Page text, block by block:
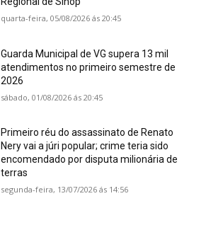
quarta-feira, 05/08/2026 ás 20:45
Guarda Municipal de VG supera 13 mil
atendimentos no primeiro semestre de
2026
sábado, 01/08/2026 ás 20:45
Primeiro réu do assassinato de Renato
Nery vai a júri popular; crime teria sido
encomendado por disputa milionária de
terras
segunda-feira, 13/07/2026 ás 14:56